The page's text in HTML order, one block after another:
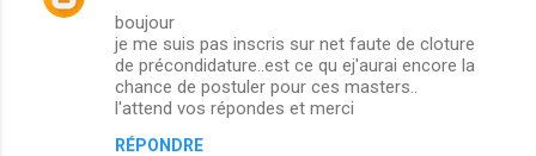
boujour
je me suis pas inscris sur net faute de cloture
de précondidature..est ce qu ej'aurai encore la
chance de postuler pour ces masters..
l'attend vos répondes et merci
RÉPONDRE